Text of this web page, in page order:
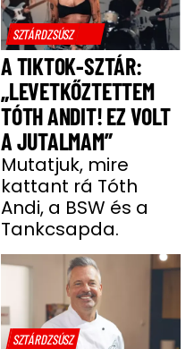
SZTÁRDZSÚSZ
A TIKTOK-SZTÁR:
„LEVETKŐZTETTEM
TÓTH ANDIT! EZ VOLT
A JUTALMAM”
Mutatjuk, mire
kattant rá Tóth
Andi, a BSW és a
Tankcsapda.
SZTÁRDZSÚSZ